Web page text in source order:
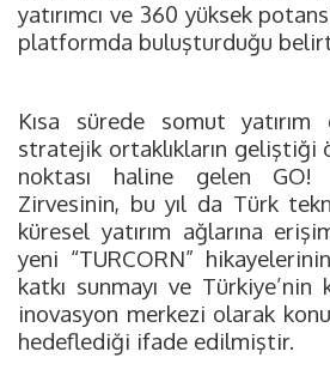
yatırımcı ve 360 yüksek
platformda buluşturduğu
Kısa sürede somut
stratejik ortaklıkların geliştiği
noktası haline gelen GO!
Zirvesinin, bu yıl da Türk
küresel yatırım ağlarına
yeni “TURCORN”
katkı sunmayı ve
inovasyon merkezi olarak
hedeflediği ifade edilmiştir.